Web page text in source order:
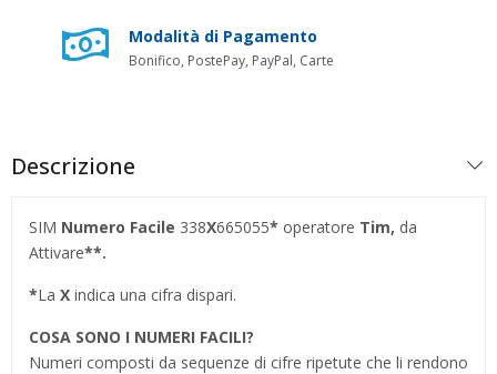
Modalità di Pagamento
Bonifico, PostePay, PayPal, Carte
Descrizione
SIM Numero Facile 338X665055* operatore Tim, da
Attivare**.
*La X indica una cifra dispari.
COSA SONO I NUMERI FACILI?
Numeri composti da sequenze di cifre ripetute che li rendono